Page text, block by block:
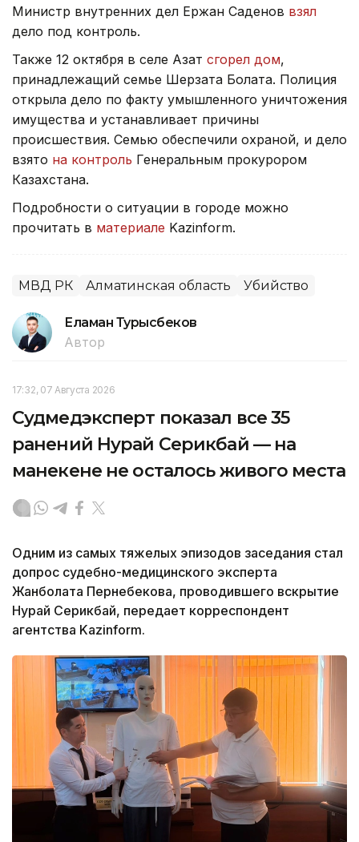
Министр внутренних дел Ержан Саденов взял
дело под контроль.
Также 12 октября в селе Азат сгорел дом,
принадлежащий семье Шерзата Болата. Полиция
открыла дело по факту умышленного уничтожения
имущества и устанавливает причины
происшествия. Семью обеспечили охраной, и дело
взято на контроль Генеральным прокурором
Казахстана.
Подробности о ситуации в городе можно
прочитать в материале Kazinform.
МВД РК Алматинская область Убийство
Еламан Турысбеков
Автор
17:32, 07 Августа 2026
Судмедэксперт показал все 35
ранений Нурай Серикбай — на
манекене не осталось живого места
Одним из самых тяжелых эпизодов заседания стал
допрос судебно-медицинского эксперта
Жанболата Пернебекова, проводившего вскрытие
Нурай Серикбай, передает корреспондент
агентства Kazinform.